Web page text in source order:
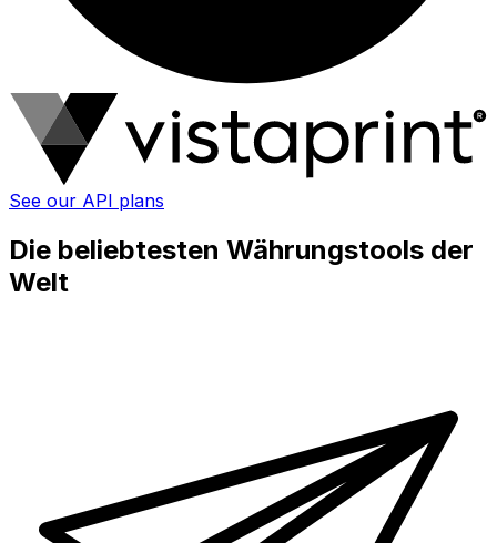
See our API plans
Die beliebtesten Währungstools der
Welt